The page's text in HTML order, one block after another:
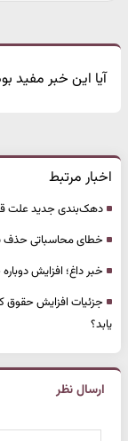
آیا این خبر مفید
اخبار مرتبط
دهک‌بندی جدید علت قطع
خطای محاسباتی حذف
خبر داغ؛ افزایش دوباره حقوق
یابد؟
ارسال نظر